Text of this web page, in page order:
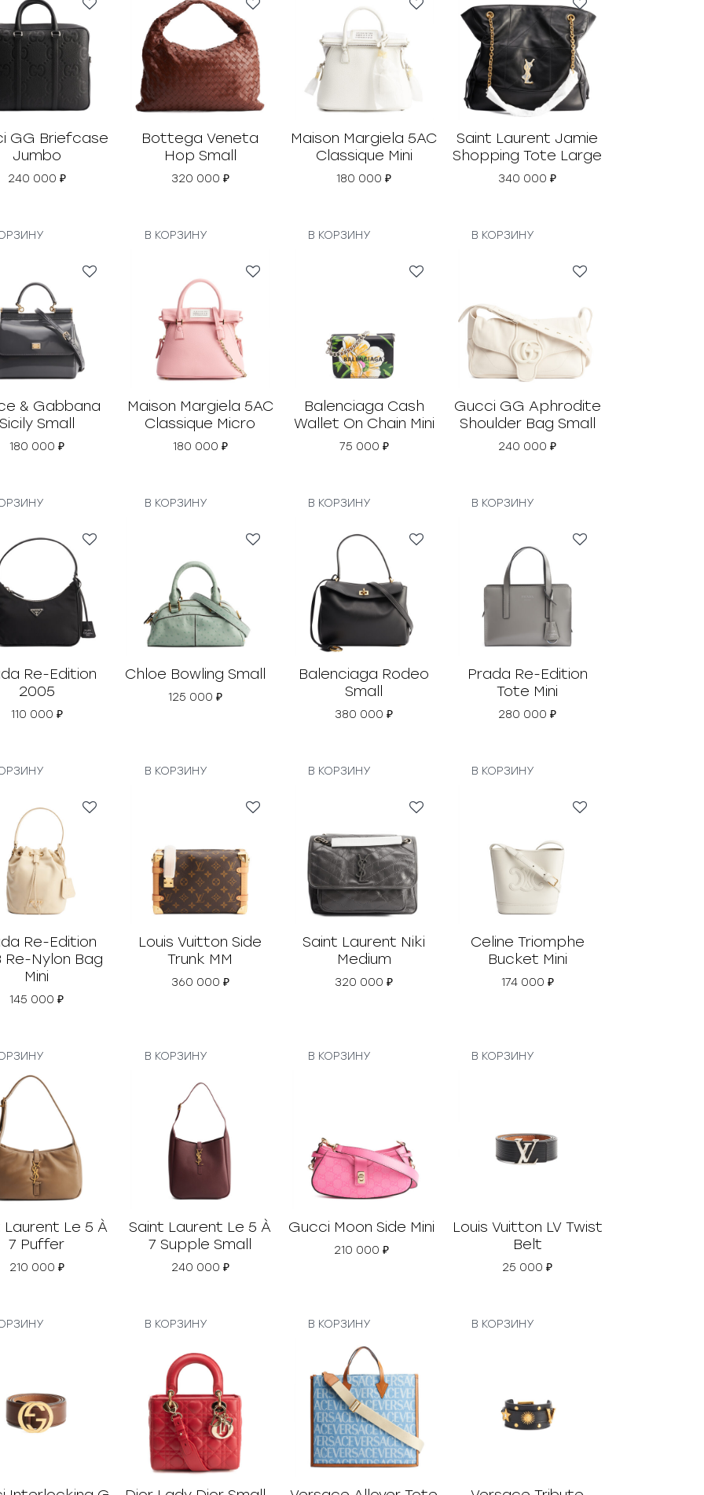
GG Briefcase
Jumbo
240 000 ₽
Bottega Veneta
Hop Small
320 000 ₽
В КОРЗИНУ
Maison Margiela 5AC
Classique Mini
180 000₽
В КОРЗИНУ
Saint Laurent Jamie
Shopping Tote Large
340 000₽
В КОРЗИНУ
& Gabbana
Sicily Small
180 000 ₽
Maison Margiela 5AC
Classique Micro
180 000 ₽
В КОРЗИНУ
Balenciaga Cash
Wallet On Chain Mini
75 000 ₽
В КОРЗИНУ
Gucci GG Aphrodite
Shoulder Bag Small
240 000₽
В КОРЗИНУ
Re-Edition
2005
110 000 ₽
Chloe Bowling Small
125 000 ₽
В КОРЗИНУ
Balenciaga Rodeo
Small
380 000₽
В КОРЗИНУ
Prada Re-Edition
Tote Mini
280 000₽
В КОРЗИНУ
Re-Edition
Re-Nylon Bag
Mini
145 000₽
Louis Vuitton Side
Trunk MM
360 000 ₽
В КОРЗИНУ
Saint Laurent Niki
Medium
320 000₽
В КОРЗИНУ
Celine Triomphe
Bucket Mini
174 000 ₽
В КОРЗИНУ
Laurent Le 5 À
7 Puffer
210 000 ₽
Saint Laurent Le 5 À
7 Supple Small
240 000 ₽
В КОРЗИНУ
Gucci Moon Side Mini
210 000 ₽
В КОРЗИНУ
Louis Vuitton LV Twist
Belt
25 000₽
В КОРЗИНУ